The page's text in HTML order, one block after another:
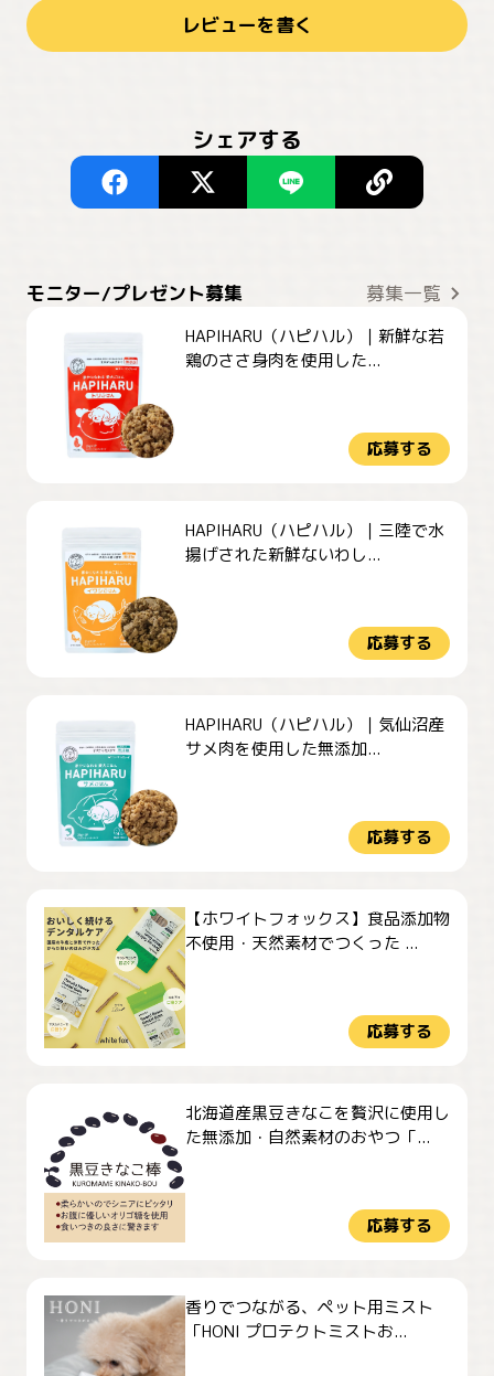
レビューを書く
シェアする
モニター/プレゼント募集 募集一覧
HAPIHARU（ハピハル）｜新鮮な若
鶏のささ身肉を使用した...
応募する
HAPIHARU（ハピハル）｜三陸で水
揚げされた新鮮ないわし...
応募する
HAPIHARU（ハピハル）｜気仙沼産
サメ肉を使用した無添加...
応募する
【ホワイトフォックス】食品添加物
不使用・天然素材でつくった ...
応募する
北海道産黒豆きなこを贅沢に使用し
た無添加・自然素材のおやつ「...
応募する
香りでつながる、ペット用ミスト
「HONI プロテクトミストお...